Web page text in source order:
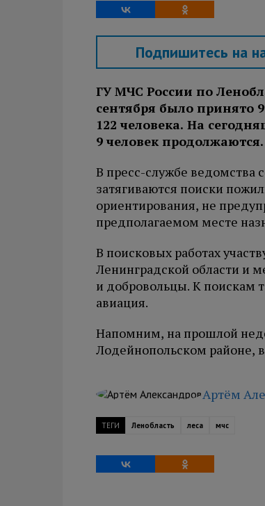
Подпишитесь на
ГУ МЧС России по
сентября было принято
122 человека. На
9 человек продолжаются.
В пресс-службе ведомства
затягиваются поиски
ориентирования, не
предполагаемом месте
В поисковых работах
Ленинградской области и
и добровольцы. К поискам
авиация.
Напомним, на прошлой
Лодейнопольском районе,
Артём
ТЕГИ Ленобласть леса мчс